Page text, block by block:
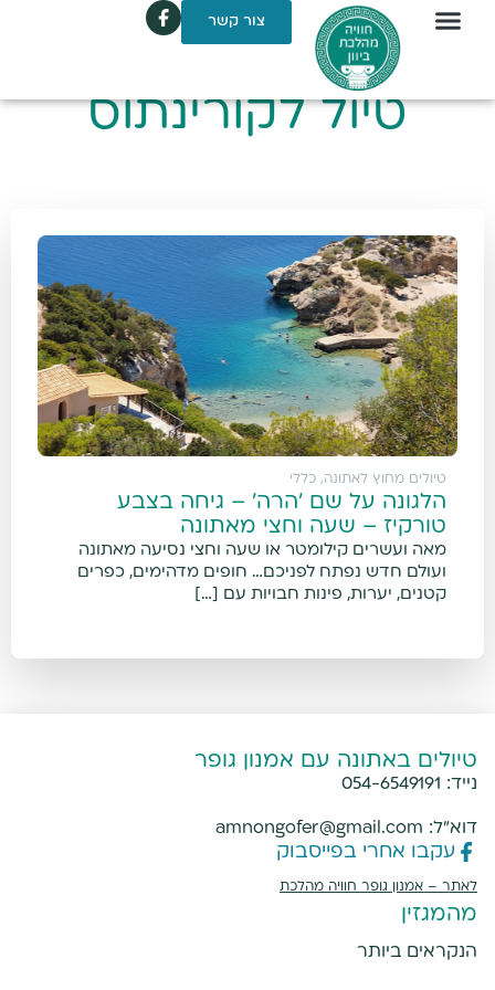
צור קשר
טיול לקורינתוס
טיולים מחוץ לאתונה, כללי
הלגונה על שם 'הרה' – גיחה בצבע
טורקיז – שעה וחצי מאתונה
מאה ועשרים קילומטר או שעה וחצי נסיעה מאתונה
ועולם חדש נפתח לפניכם… חופים מדהימים, כפרים
קטנים, יערות, פינות חבויות עם […]
טיולים באתונה עם אמנון גופר
נייד: 054-6549191
דוא"ל: amnongofer@gmail.com
עקבו אחרי בפייסבוק
לאתר – אמנון גופר חוויה מהלכת
מהמגזין
הנקראים ביותר